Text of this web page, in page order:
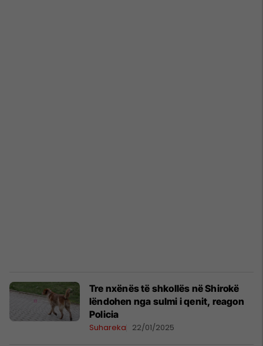
Tre nxënës të shkollës në Shirokë
lëndohen nga sulmi i qenit, reagon
Policia
Suhareka 22/01/2025